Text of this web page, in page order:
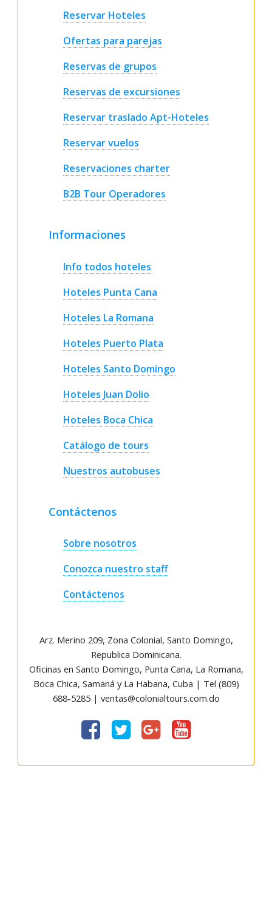
Reservar Hoteles
Ofertas para parejas
Reservas de grupos
Reservas de excursiones
Reservar traslado Apt-Hoteles
Reservar vuelos
Reservaciones charter
B2B Tour Operadores
Informaciones
Info todos hoteles
Hoteles Punta Cana
Hoteles La Romana
Hoteles Puerto Plata
Hoteles Santo Domingo
Hoteles Juan Dolio
Hoteles Boca Chica
Catálogo de tours
Nuestros autobuses
Contáctenos
Sobre nosotros
Conozca nuestro staff
Contáctenos
Arz. Merino 209, Zona Colonial, Santo Domingo,
Republica Dominicana.
Oficinas en Santo Domingo, Punta Cana, La Romana,
Boca Chica, Samaná y La Habana, Cuba | Tel (809)
688-5285 | ventas@colonialtours.com.do